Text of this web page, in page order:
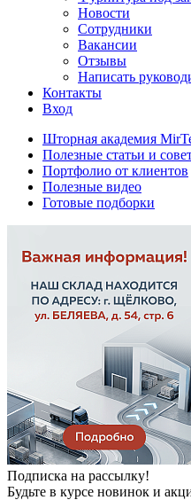
Новости
Сотрудники
Вакансии
Отзывы
Написать
Контакты
Вход
Шторная академия
Полезные статьи и
Портфолио от клиентов
Полезные видео
Готовые подборки
Подписка на рассылку!
Будьте в курсе новинок и